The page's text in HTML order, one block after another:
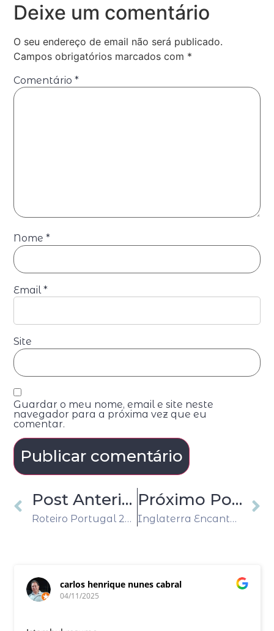
Deixe um comentário
O seu endereço de email não será publicado.
Campos obrigatórios marcados com *
Comentário*
Nome*
Email*
Site
Guardar o meu nome, email e site neste
navegador para a próxima vez que eu
comentar.
Post Anterior
Roteiro Portugal 2026: Viaje pelas Melhores Regiões do País
Próximo Post
Inglaterra Encantadora: Os Melhores Destinos com Stonehenge no Roteiro
carlos henrique nunes cabral
04/11/2025